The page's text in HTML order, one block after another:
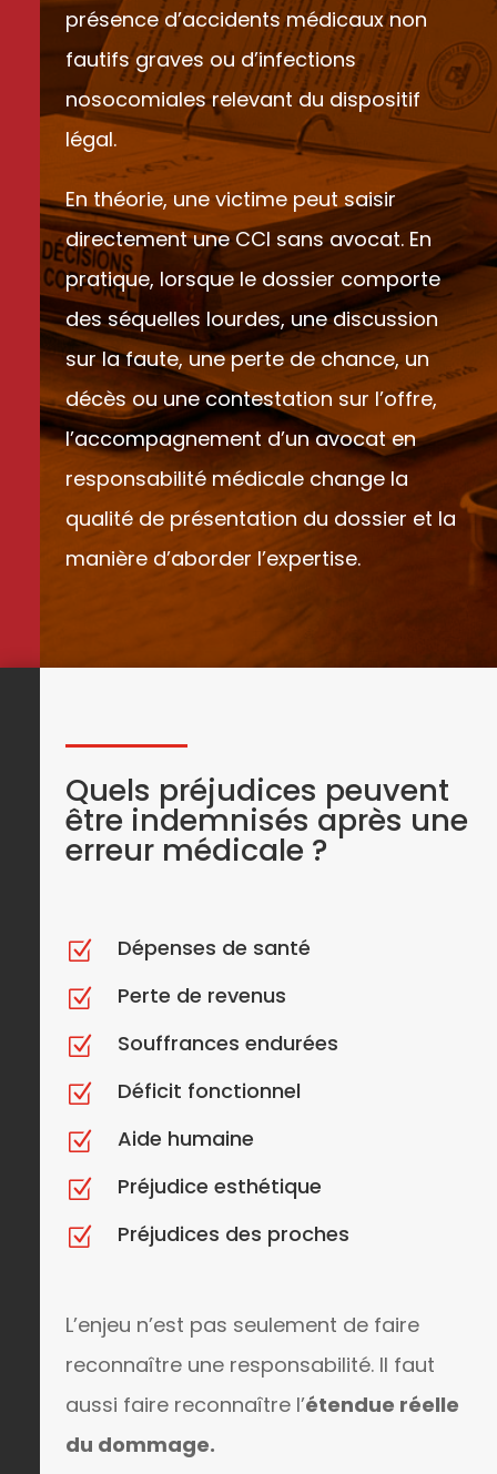
présence d’accidents médicaux non
fautifs graves ou d’infections
nosocomiales relevant du dispositif
légal.
En théorie, une victime peut saisir
directement une CCI sans avocat. En
pratique, lorsque le dossier comporte
des séquelles lourdes, une discussion
sur la faute, une perte de chance, un
décès ou une contestation sur l’offre,
l’accompagnement d’un avocat en
responsabilité médicale change la
qualité de présentation du dossier et la
manière d’aborder l’expertise.
Quels préjudices peuvent
être indemnisés après une
erreur médicale ?
Z
Dépenses de santé
Z
Perte de revenus
Z
Souffrances endurées
Z
Déficit fonctionnel
Z
Aide humaine
Z
Préjudice esthétique
Z
Préjudices des proches
L’enjeu n’est pas seulement de faire
reconnaître une responsabilité. Il faut
aussi faire reconnaître l’étendue réelle
du dommage.